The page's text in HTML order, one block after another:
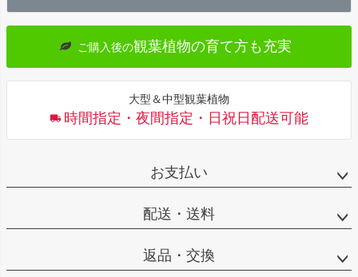
へ
ご購入後の観葉植物の育て方も充実
大型＆中型観葉植物
時間指定・夜間指定・日祝日配送可能
お支払い
配送・送料
返品・交換